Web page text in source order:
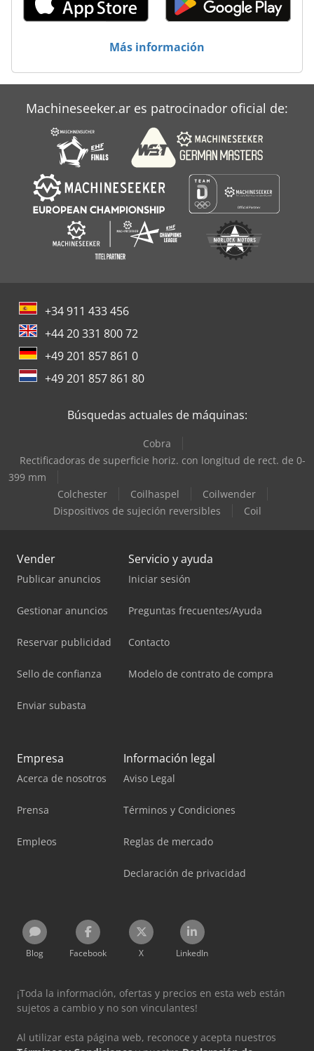
Más información
Machineseeker.ar es patrocinador oficial de:
+34 911 433 456
+44 20 331 800 72
+49 201 857 861 0
+49 201 857 861 80
Búsquedas actuales de máquinas:
Cobra
Rectificadoras de superficie horiz. con longitud de rect. de 0-
399 mm
Colchester
Coilhaspel
Coilwender
Dispositivos de sujeción reversibles
Coil
Vender
Publicar anuncios
Gestionar anuncios
Reservar publicidad
Sello de confianza
Enviar subasta
Servicio y ayuda
Iniciar sesión
Preguntas frecuentes/Ayuda
Contacto
Modelo de contrato de compra
Empresa
Acerca de nosotros
Prensa
Empleos
Información legal
Aviso Legal
Términos y Condiciones
Reglas de mercado
Declaración de privacidad
Blog Facebook X LinkedIn
¡Toda la información, ofertas y precios en esta web están
sujetos a cambio y no son vinculantes!
Al utilizar esta página web, reconoce y acepta nuestros